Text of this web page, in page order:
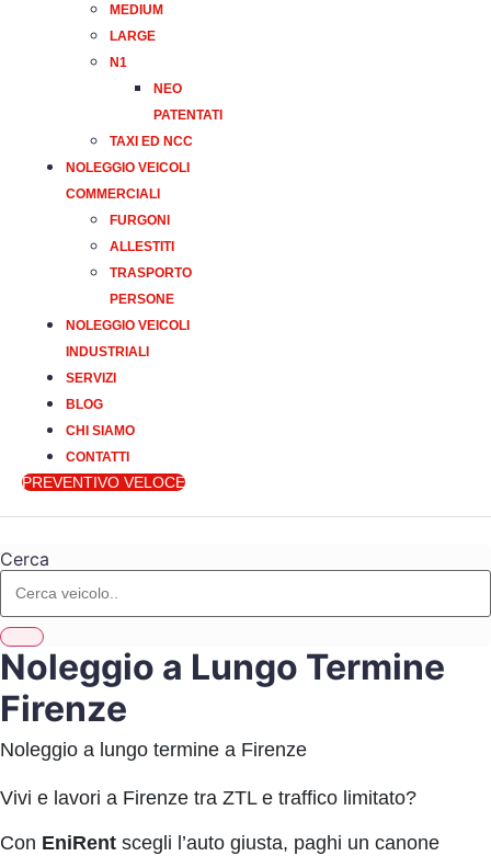
MEDIUM
LARGE
N1
NEO
PATENTATI
TAXI ED NCC
NOLEGGIO VEICOLI
COMMERCIALI
FURGONI
ALLESTITI
TRASPORTO
PERSONE
NOLEGGIO VEICOLI
INDUSTRIALI
SERVIZI
BLOG
CHI SIAMO
CONTATTI
PREVENTIVO VELOCE
Cerca
Noleggio a Lungo Termine
Firenze
Noleggio a lungo termine a Firenze
Vivi e lavori a Firenze tra ZTL e traffico limitato?
Con EniRent scegli l’auto giusta, paghi un canone